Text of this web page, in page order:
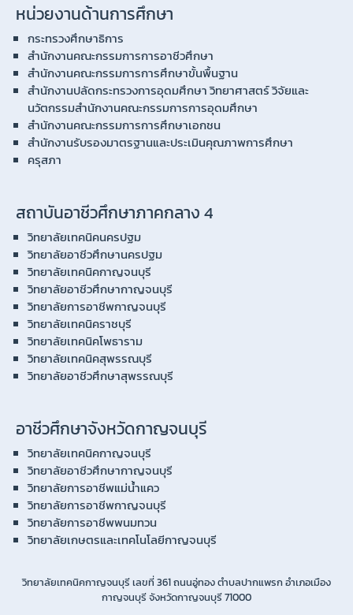
หน่วยงานด้านการศึกษา
กระทรวงศึกษาธิการ
สำนักงานคณะกรรมการการอาชีวศึกษา
สำนักงานคณะกรรมการการศึกษาขั้นพื้นฐาน
สำนักงานปลัดกระทรวงการอุดมศึกษา วิทยาศาสตร์ วิจัยและ
นวัตกรรมสำนักงานคณะกรรมการการอุดมศึกษา
สำนักงานคณะกรรมการการศึกษาเอกชน
สำนักงานรับรองมาตรฐานและประเมินคุณภาพการศึกษา
ครุสภา
สถาบันอาชีวศึกษาภาคกลาง 4
วิทยาลัยเทคนิคนครปฐม
วิทยาลัยอาชีวศึกษานครปฐม
วิทยาลัยเทคนิคกาญจนบุรี
วิทยาลัยอาชีวศึกษากาญจนบุรี
วิทยาลัยการอาชีพกาญจนบุรี
วิทยาลัยเทคนิคราชบุรี
วิทยาลัยเทคนิคโพธาราม
วิทยาลัยเทคนิคสุพรรณบุรี
วิทยาลัยอาชีวศึกษาสุพรรณบุรี
อาชีวศึกษาจังหวัดกาญจนบุรี
วิทยาลัยเทคนิคกาญจนบุรี
วิทยาลัยอาชีวศึกษากาญจนบุรี
วิทยาลัยการอาชีพแม่น้ำแคว
วิทยาลัยการอาชีพกาญจนบุรี
วิทยาลัยการอาชีพพนมทวน
วิทยาลัยเกษตรและเทคโนโลยีกาญจนบุรี
วิทยาลัยเทคนิคกาญจนบุรี เลขที่ 361 ถนนอู่ทอง ตำบลปากแพรก อำเภอเมือง
กาญจนบุรี จังหวัดกาญจนบุรี 71000